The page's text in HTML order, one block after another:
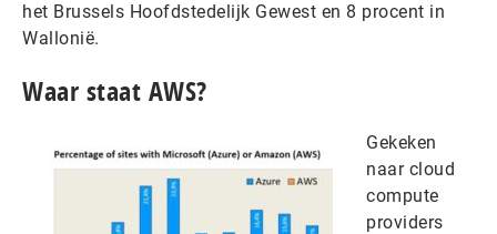
het Brussels Hoofdstedelijk Gewest en 8 procent in
Wallonië.
Waar staat AWS?
Gekeken
naar cloud
compute
providers